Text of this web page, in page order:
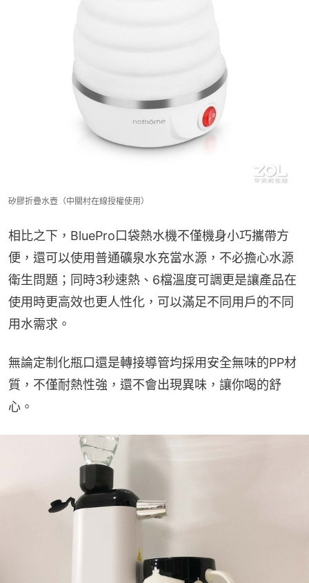
矽膠折疊水壺（中關村在線授權使用）
相比之下，BluePro口袋熱水機不僅機身小巧攜帶方
便，還可以使用普通礦泉水充當水源，不必擔心水源
衛生問題；同時3秒速熱、6檔溫度可調更是讓產品在
使用時更高效也更人性化，可以滿足不同用戶的不同
用水需求。
無論定制化瓶口還是轉接導管均採用安全無味的PP材
質，不僅耐熱性強，還不會出現異味，讓你喝的舒
心。